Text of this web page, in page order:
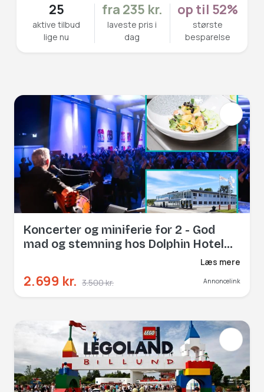
25
aktive tilbud
lige nu
fra 235 kr.
laveste pris i
dag
op til 52%
største
besparelse
Koncerter og miniferie for 2 - God
mad og stemning hos Dolphin Hotel
Læs mere
2.699 kr. 3.500 kr. Annoncelink